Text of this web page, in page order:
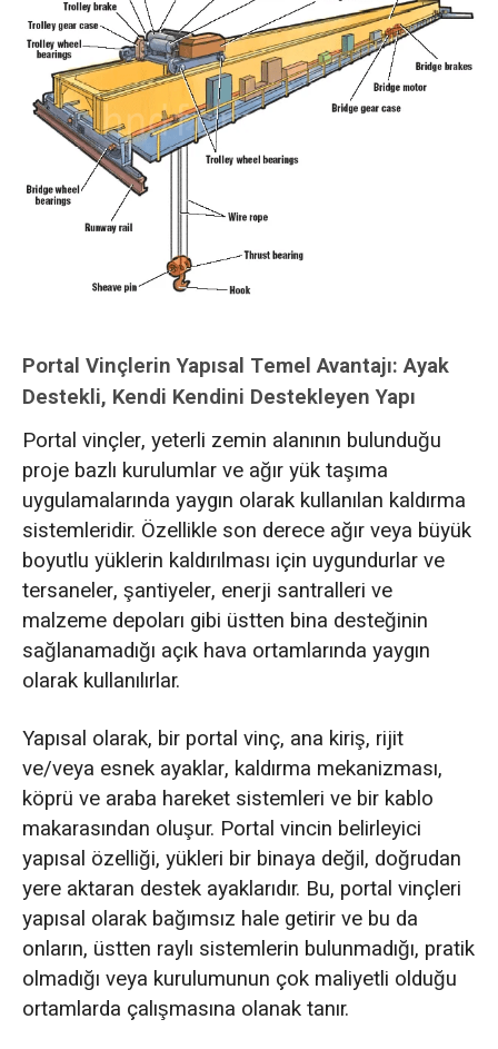
Portal Vinçlerin Yapısal Temel Avantajı: Ayak
Destekli, Kendi Kendini Destekleyen Yapı
Portal vinçler, yeterli zemin alanının bulunduğu
proje bazlı kurulumlar ve ağır yük taşıma
uygulamalarında yaygın olarak kullanılan kaldırma
sistemleridir. Özellikle son derece ağır veya büyük
boyutlu yüklerin kaldırılması için uygundurlar ve
tersaneler, şantiyeler, enerji santralleri ve
malzeme depoları gibi üstten bina desteğinin
sağlanamadığı açık hava ortamlarında yaygın
olarak kullanılırlar.
Yapısal olarak, bir portal vinç, ana kiriş, rijit
ve/veya esnek ayaklar, kaldırma mekanizması,
köprü ve araba hareket sistemleri ve bir kablo
makarasından oluşur. Portal vincin belirleyici
yapısal özelliği, yükleri bir binaya değil, doğrudan
yere aktaran destek ayaklarıdır. Bu, portal vinçleri
yapısal olarak bağımsız hale getirir ve bu da
onların, üstten raylı sistemlerin bulunmadığı, pratik
olmadığı veya kurulumunun çok maliyetli olduğu
ortamlarda çalışmasına olanak tanır.